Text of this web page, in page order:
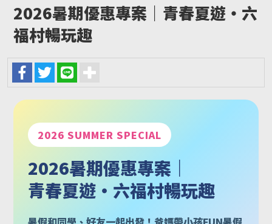
2026暑期優惠專案｜青春夏遊・六
福村暢玩趣
2026 SUMMER SPECIAL
2026暑期優惠專案｜
青春夏遊・六福村暢玩趣